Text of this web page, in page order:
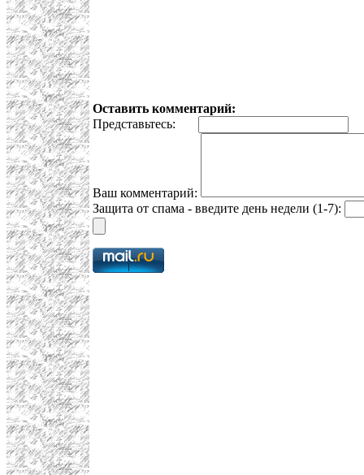
Оставить комментарий:
Представьтесь:
Ваш комментарий:
Защита от спама - введите день недели (1-7):